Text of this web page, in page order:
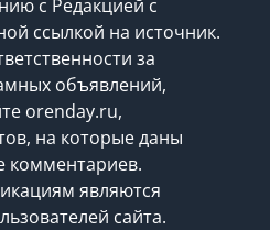
с Редакцией с
ссылкой на источник.
за
объявлений,
orenday.ru,
на которые даны
комментариев.
являются
сайта.